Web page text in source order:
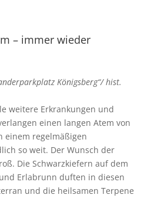
– immer wieder
Königsberg“/ hist.
weitere Erkrankungen und
einen langen Atem von
einem regelmäßigen
so weit. Der Wunsch der
Die Schwarzkiefern auf dem
Erlabrunn duften in diesen
und die heilsamen Terpene